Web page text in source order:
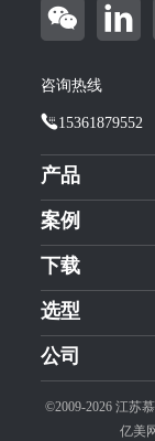
咨询热线
15361879552
产品
案例
下载
选型
公司
©2009-2026 江苏
亿美